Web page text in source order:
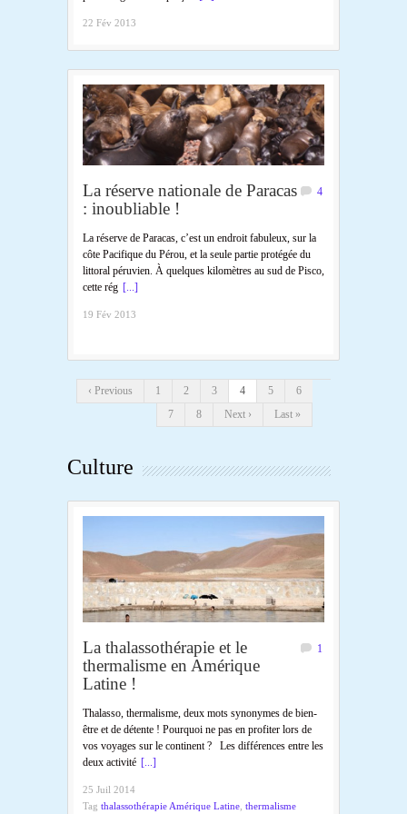
22 Fév 2013
La réserve nationale de Paracas
: inoubliable !
4
La réserve de Paracas, c’est un endroit fabuleux, sur la
côte Pacifique du Pérou, et la seule partie protégée du
littoral péruvien. À quelques kilomètres au sud de Pisco,
cette rég [...]
19 Fév 2013
‹ Previous 1 2 3 4 5
6
7
8 Next › Last »
Culture
La thalassothérapie et le
thermalisme en Amérique
Latine !
1
Thalasso, thermalisme, deux mots synonymes de bien-
être et de détente ! Pourquoi ne pas en profiter lors de
vos voyages sur le continent ? Les différences entre les
deux activité [...]
25 Juil 2014
Tag thalassothérapie Amérique Latine thermalisme